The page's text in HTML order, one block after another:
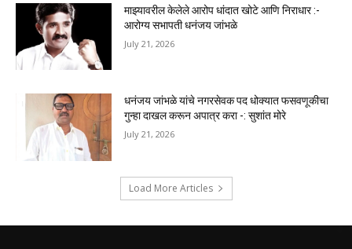
माझ्यावरील केलेले आरोप धांदात खोटे आणि निराधार :-
आरोग्य सभापती धनंजय जांभळे
July 21, 2026
धनंजय जांभळे यांचे नगरसेवक पद धोक्यात फसवणूकीचा
गुन्हा दाखल करून अपात्र करा -: सुशांत मोरे
July 21, 2026
Load More Articles